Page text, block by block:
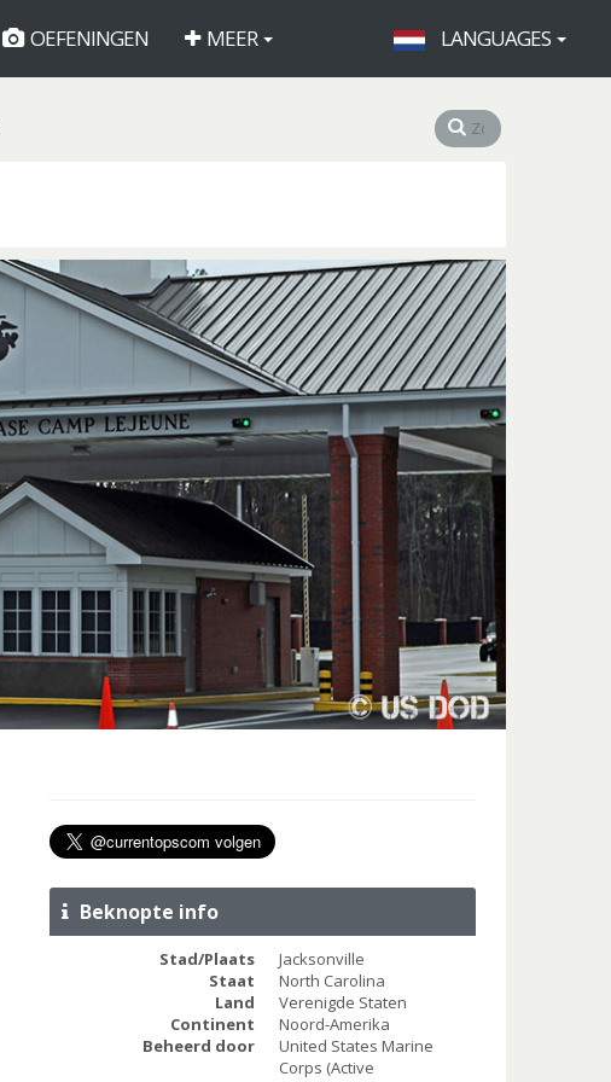
OEFENINGEN MEER LANGUAGES
Beknopte info
Stad/Plaats
Jacksonville
Staat
North Carolina
Land
Verenigde Staten
Continent
Noord-Amerika
Beheerd door
United States Marine
Corps (Active